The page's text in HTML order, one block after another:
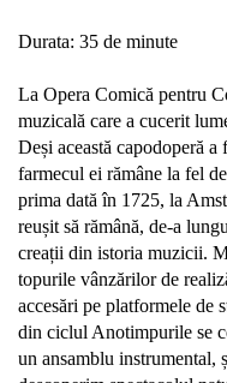
Durata: 35 de minute
La Opera Comică pentru
muzicală care a cucerit
Deși această capodoperă
farmecul ei rămâne la fel
prima dată în 1725, la
reușit să rămână, de-a
creații din istoria muzicii.
topurile vânzărilor de
accesări pe platformele de
din ciclul Anotimpurile se
un ansamblu instrumental,